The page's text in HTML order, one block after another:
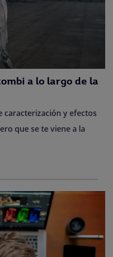
a lo largo de la
caracterización y efectos
que se te viene a la